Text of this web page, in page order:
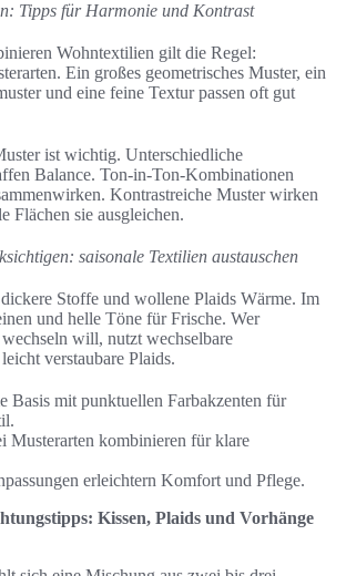
Tipps für Harmonie und Kontrast
Wohntextilien gilt die Regel:
Ein großes geometrisches Muster, ein
und eine feine Textur passen oft gut
ist wichtig. Unterschiedliche
Balance. Ton-in-Ton-Kombinationen
Kontrastreiche Muster wirken
Flächen sie ausgleichen.
saisonale Textilien austauschen
Stoffe und wollene Plaids Wärme. Im
und helle Töne für Frische. Wer
will, nutzt wechselbare
verstaubare Plaids.
Basis mit punktuellen Farbakzenten für
Musterarten kombinieren für klare
erleichtern Komfort und Pflege.
Kissen, Plaids und Vorhänge